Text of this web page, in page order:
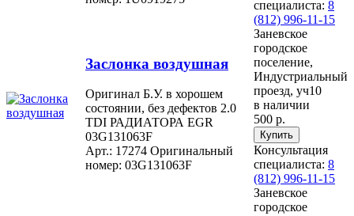
специалиста: 8
(812) 996-11-15
Заслонка воздушная
Оригинал Б.У. в хорошем
состоянии, без дефектов 2.0
TDI РАДИАТОРА EGR
03G131063F
Арт.: 17274 Оригинальный
номер: 03G131063F
Заневское
городское
поселение,
Индустриальный
проезд, уч10
в наличии
500 р.
Консультация
специалиста: 8
(812) 996-11-15
Заневское
городское